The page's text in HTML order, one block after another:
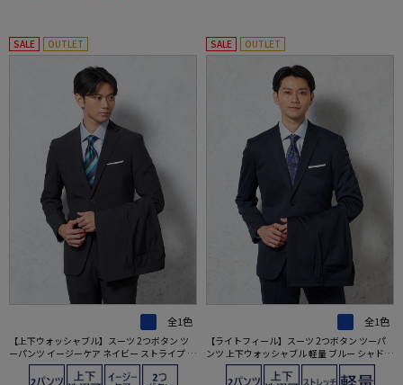
SALE OUTLET
全1色
【上下ウォッシャブル】スーツ 2つボタン ツ
ーパンツ イージーケア ネイビー ストライプ フ
ュージョンクラブ
SALE OUTLET
全1色
【ライトフィール】スーツ 2つボタン ツーパ
ンツ 上下ウォッシャブル 軽量 ブルー シャドウ
ストライプ TANITA-タニタ- 春夏